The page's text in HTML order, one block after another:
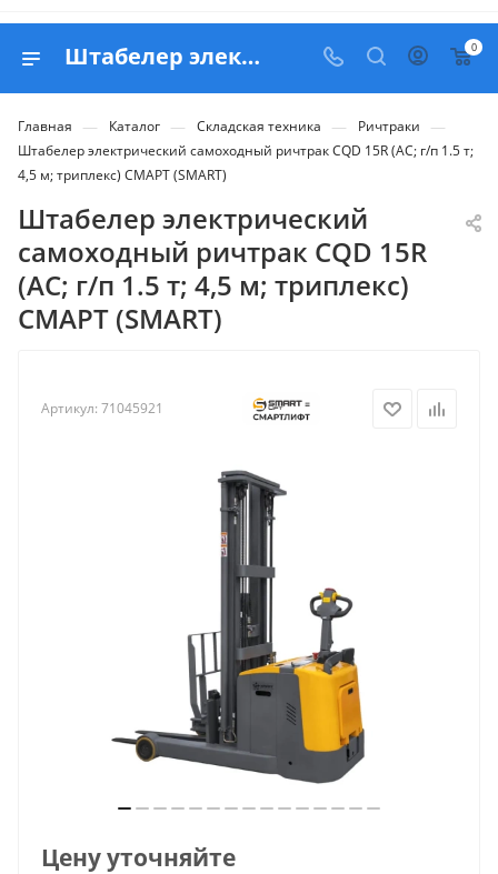
Штабелер электрический самоходный ричтрак CQD 15R (AC; г/п 1.5 т; 4,5 м; триплекс) СМАРТ (SMART) - купить в Belapex 0
Главная — Каталог — Складская техника — Ричтраки —
Штабелер электрический самоходный ричтрак CQD 15R (AC; г/п 1.5 т;
4,5 м; триплекс) СМАРТ (SMART)
Штабелер электрический
самоходный ричтрак CQD 15R
(AC; г/п 1.5 т; 4,5 м; триплекс)
СМАРТ (SMART)
Артикул: 71045921
Цену уточняйте